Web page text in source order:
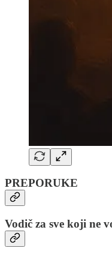
PREPORUKE
Vodič za sve koji ne